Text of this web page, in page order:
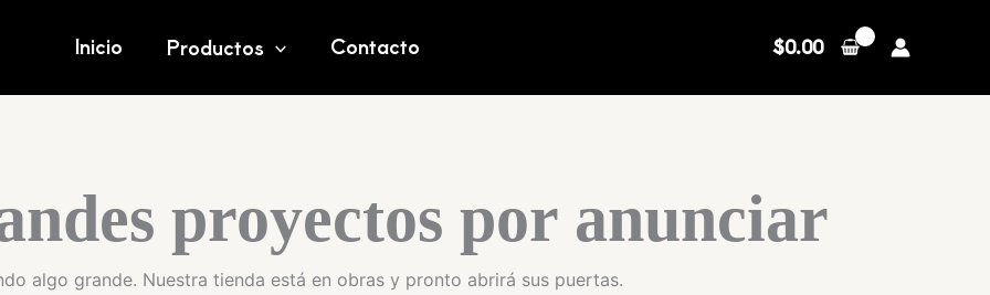
Inicio Productos Contacto $0.00
proyectos por anunciar
algo grande. Nuestra tienda está en obras y pronto abrirá sus puertas.